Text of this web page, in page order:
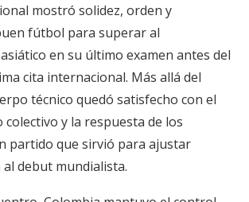
mostró solidez, orden y
fútbol para superar al
en su último examen antes del
cita internacional. Más allá del
técnico quedó satisfecho con el
y la respuesta de los
partido que sirvió para ajustar
al debut mundialista.